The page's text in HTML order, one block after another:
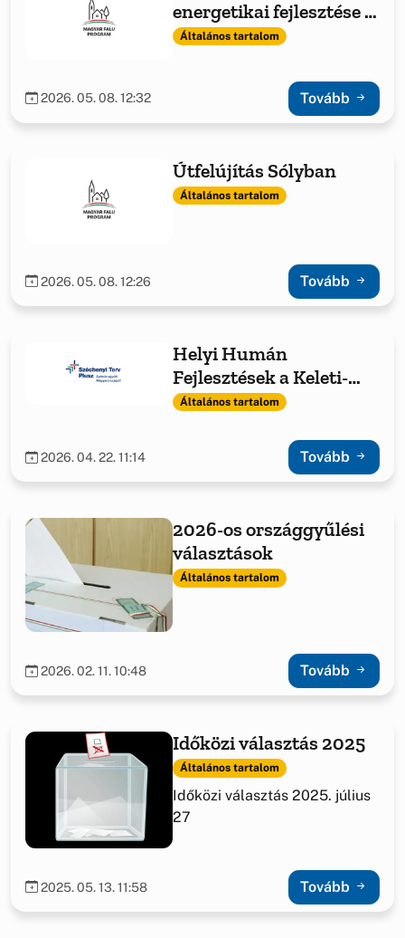
energetikai fejlesztése -
fűtéskorszerűsítés
Általános tartalom
2026. 05. 08. 12:32 Tovább
Útfelújítás Sólyban
Általános tartalom
2026. 05. 08. 12:26 Tovább
Helyi Humán
Fejlesztések a Keleti-
Bakony Térségében
Általános tartalom
2026. 04. 22. 11:14 Tovább
2026-os országgyűlési
választások
Általános tartalom
2026. 02. 11. 10:48 Tovább
Időközi választás 2025
Általános tartalom
Időközi választás 2025. július
27
2025. 05. 13. 11:58 Tovább